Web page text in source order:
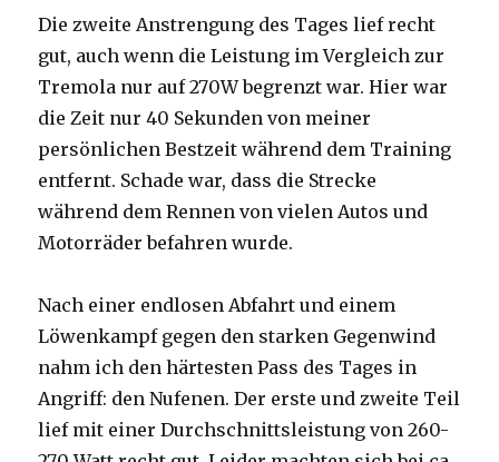
Die zweite Anstrengung des Tages lief recht
gut, auch wenn die Leistung im Vergleich zur
Tremola nur auf 270W begrenzt war. Hier war
die Zeit nur 40 Sekunden von meiner
persönlichen Bestzeit während dem Training
entfernt. Schade war, dass die Strecke
während dem Rennen von vielen Autos und
Motorräder befahren wurde.
Nach einer endlosen Abfahrt und einem
Löwenkampf gegen den starken Gegenwind
nahm ich den härtesten Pass des Tages in
Angriff: den Nufenen. Der erste und zweite Teil
lief mit einer Durchschnittsleistung von 260-